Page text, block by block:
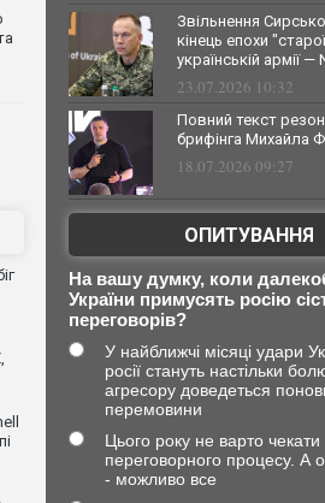
Звільнення
кінець епохи
українській армії —
23.07.2026 10:32
Повний текст
брифінга Михайла
18.07.2026 09:27
ОПИТУВАННЯ
На вашу думку, коли
України примусять росію
переговорів?
У найближчі місяці удари
росії стануть настільки
агресору доведеться
перемовини
Цього року не варто
переговорного процесу. А
- можливо все